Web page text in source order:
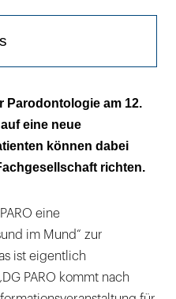
nach Hause
Parodontologie am 12.
eine neue
können dabei
richten.
eine
im Mund“ zur
ist eigentlich
PARO kommt nach